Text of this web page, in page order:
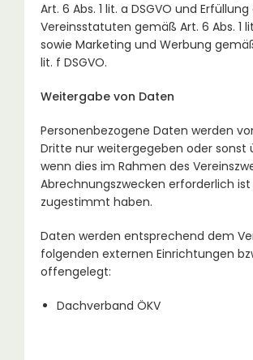
Art. 6 Abs. 1 lit. a DSGVO und
Vereinsstatuten gemäß Art. 6 Abs. 1
sowie Marketing und Werbung
lit. f DSGVO.
Weitergabe von Daten
Personenbezogene Daten werden
Dritte nur weitergegeben oder sonst
wenn dies im Rahmen des
Abrechnungszwecken erforderlich ist
zugestimmt haben.
Daten werden entsprechend dem
folgenden externen Einrichtungen
offengelegt:
Dachverband ÖKV